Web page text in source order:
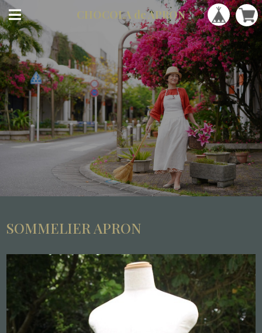
CHOCOLA de APRON
SOMMELIER APRON